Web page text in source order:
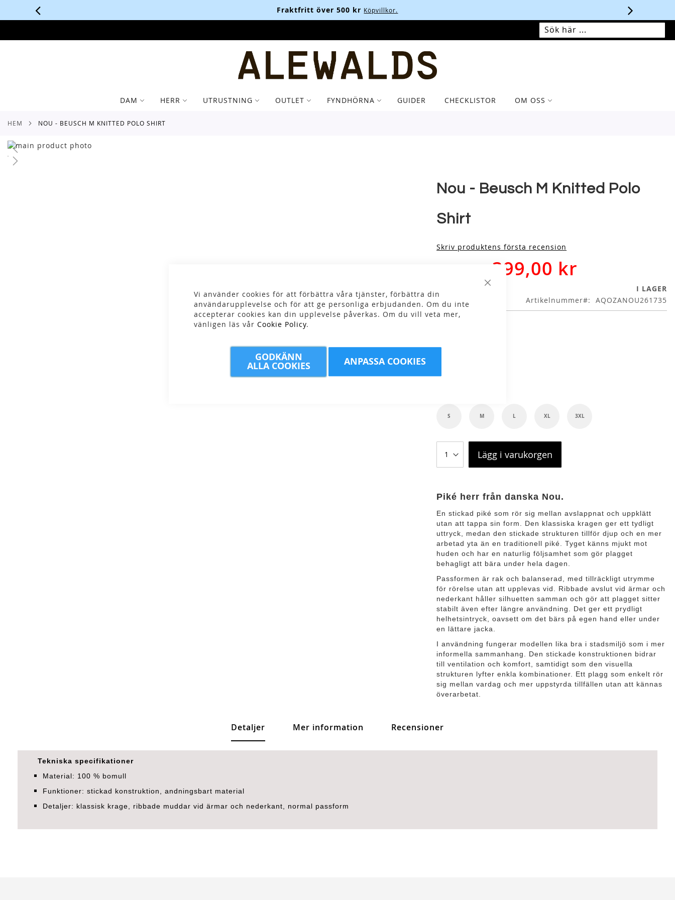
Vi använder cookies för att förbättra våra tjänster, förbättra din
användarupplevelse och för att ge personliga erbjudanden. Om du inte
accepterar cookies kan din upplevelse påverkas. Om du vill veta mer,
vänligen läs vår Cookie Policy.
GODKÄNN
ALLA COOKIES ANPASSA COOKIES
Fraktfritt över 500 kr Köpvillkor.
SÖK SÖK
MIN VARUKORG
DAM HERR UTRUSTNING OUTLET FYNDHÖRNA GUIDER CHECKLISTOR OM OSS
HEM NOU - BEUSCH M KNITTED POLO SHIRT
Skip
to
the
Skip
to
Nou - Beusch M Knitted Polo
Shirt
Skriv produktens första recension
399,00 kr
I LAGER
Artikelnummer
AQOZANOU261735
S M L XL 3XL
Lägg i varukorgen
Piké herr från danska Nou.
En stickad piké som rör sig mellan avslappnat och uppklätt
utan att tappa sin form. Den klassiska kragen ger ett tydligt
uttryck, medan den stickade strukturen tillför djup och en mer
arbetad yta än en traditionell piké. Tyget känns mjukt mot
huden och har en naturlig följsamhet som gör plagget
behagligt att bära under hela dagen.
Passformen är rak och balanserad, med tillräckligt utrymme
för rörelse utan att upplevas vid. Ribbade avslut vid ärmar och
nederkant håller silhuetten samman och gör att plagget sitter
stabilt även efter längre användning. Det ger ett prydligt
helhetsintryck, oavsett om det bärs på egen hand eller under
en lättare jacka.
I användning fungerar modellen lika bra i stadsmiljö som i mer
informella sammanhang. Den stickade konstruktionen bidrar
till ventilation och komfort, samtidigt som den visuella
strukturen lyfter enkla kombinationer. Ett plagg som enkelt rör
sig mellan vardag och mer uppstyrda tillfällen utan att kännas
överarbetat.
Detaljer
Tekniska specifikationer
Material: 100 % bomull
Funktioner: stickad konstruktion, andningsbart material
Detaljer: klassisk krage, ribbade muddar vid ärmar och nederkant, normal passform
Mer information Recensioner